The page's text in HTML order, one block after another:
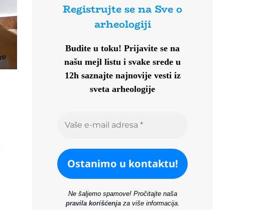
Registrujte se na Sve o
arheologiji
Budite u toku! Prijavite se na
našu mejl listu i svake srede u
12h saznajte najnovije vesti iz
sveta arheologije
Ne šaljemo spamove! Pročitajte naša
pravila korišćenjaza više informacija.